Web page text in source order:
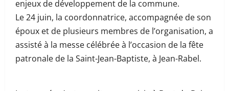
enjeux de développement de la commune.
Le 24 juin, la coordonnatrice, accompagnée de son
époux et de plusieurs membres de l’organisation, a
assisté à la messe célébrée à l’occasion de la fête
patronale de la Saint-Jean-Baptiste, à Jean-Rabel.